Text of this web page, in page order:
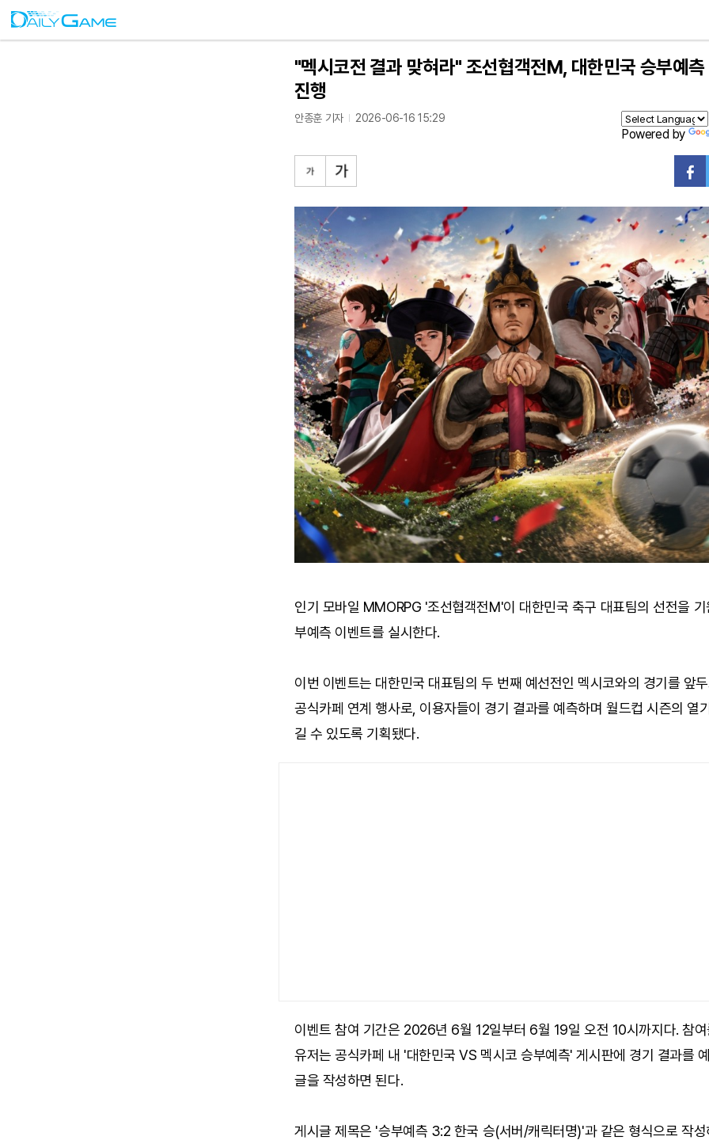
"멕시코전 결과 맞혀라" 조선협객전M, 대한민국 승부예
진행
안종훈 기자 2026-06-16 15:29
Powered by
인기 모바일 MMORPG '조선협객전M'이 대한민국 축구 대표팀의 선전을 기
부예측 이벤트를 실시한다.
이번 이벤트는 대한민국 대표팀의 두 번째 예선전인 멕시코와의 경기를 앞
공식카페 연계 행사로, 이용자들이 경기 결과를 예측하며 월드컵 시즌의 열
길 수 있도록 기획됐다.
이벤트 참여 기간은 2026년 6월 12일부터 6월 19일 오전 10시까지다. 참
유저는 공식카페 내 '대한민국 VS 멕시코 승부예측' 게시판에 경기 결과를
글을 작성하면 된다.
게시글 제목은 '승부예측 3:2 한국 승(서버/캐릭터명)'과 같은 형식으로 작성